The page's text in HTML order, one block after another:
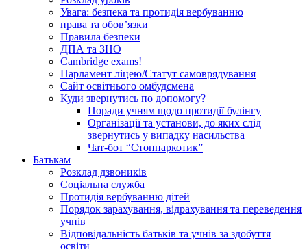
Увага: безпека та протидія вербуванню
права та обов’язки
Правила безпеки
ДПА та ЗНО
Cambridge exams!
Парламент ліцею/Статут самоврядування
Сайт освітнього омбудсмена
Куди звернутись по допомогу?
Поради учням щодо протидії булінгу
Організації та установи, до яких слід
звернутись у випадку насильства
Чат-бот “Стопнаркотик”
Батькам
Розклад дзвоників
Соціальна служба
Протидія вербуванню дітей
Порядок зарахування, відрахування та переведення
учнів
Відповідальність батьків та учнів за здобуття
освіти